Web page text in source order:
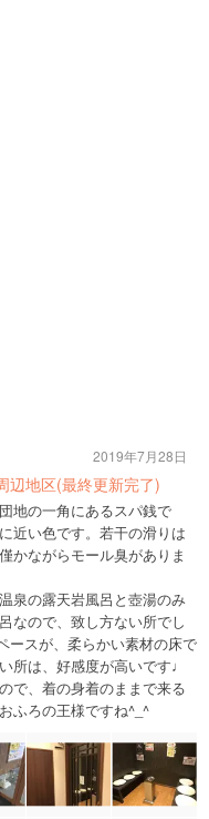
辺地区(最終更新完了)
地の一角にあるスパ銭で
近い色です。若干の滑りは
かながらモール臭がありま
泉の露天岩風呂と壺湯のみ
なので、致し方ない所でし
ースが、柔らかい素材の床で
所は、好感度が高いです♩
で、着の身着のままで来る
ふろの王様ですね^_^
2019年7月28日